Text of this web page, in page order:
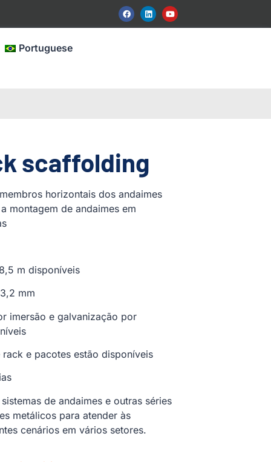
Portuguese
scaffolding
horizontais dos andaimes
montagem de andaimes em
m disponíveis
mm
imersão e galvanização por
rack e pacotes estão disponíveis
de andaimes e outras séries
metálicos para atender às
cenários em vários setores.